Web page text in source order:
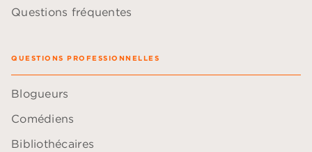
Questions fréquentes
QUESTIONS PROFESSIONNELLES
Blogueurs
Comédiens
Bibliothécaires